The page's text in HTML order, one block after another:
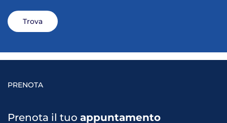
Trova
PRENOTA
Prenota il tuo appuntamento